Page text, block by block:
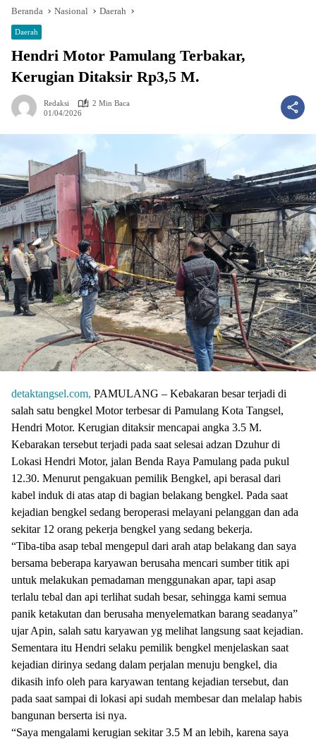
Beranda Nasional Daerah
Daerah
Hendri Motor Pamulang Terbakar,
Kerugian Ditaksir Rp3,5 M.
Redaksi
2 Min Baca
01/04/2026
detaktangsel.com, PAMULANG – Kebakaran besar terjadi di
salah satu bengkel Motor terbesar di Pamulang Kota Tangsel,
Hendri Motor. Kerugian ditaksir mencapai angka 3.5 M.
Kebarakan tersebut terjadi pada saat selesai adzan Dzuhur di
Lokasi Hendri Motor, jalan Benda Raya Pamulang pada pukul
12.30. Menurut pengakuan pemilik Bengkel, api berasal dari
kabel induk di atas atap di bagian belakang bengkel. Pada saat
kejadian bengkel sedang beroperasi melayani pelanggan dan ada
sekitar 12 orang pekerja bengkel yang sedang bekerja.
“Tiba-tiba asap tebal mengepul dari arah atap belakang dan saya
bersama beberapa karyawan berusaha mencari sumber titik api
untuk melakukan pemadaman menggunakan apar, tapi asap
terlalu tebal dan api terlihat sudah besar, sehingga kami semua
panik ketakutan dan berusaha menyelematkan barang seadanya”
ujar Apin, salah satu karyawan yg melihat langsung saat kejadian.
Sementara itu Hendri selaku pemilik bengkel menjelaskan saat
kejadian dirinya sedang dalam perjalan menuju bengkel, dia
dikasih info oleh para karyawan tentang kejadian tersebut, dan
pada saat sampai di lokasi api sudah membesar dan melalap habis
bangunan berserta isi nya.
“Saya mengalami kerugian sekitar 3.5 M an lebih, karena saya